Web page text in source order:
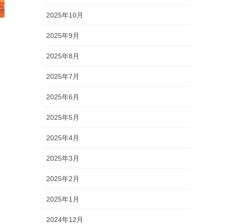
2025年10月
2025年9月
2025年8月
2025年7月
2025年6月
2025年5月
2025年4月
2025年3月
2025年2月
2025年1月
2024年12月